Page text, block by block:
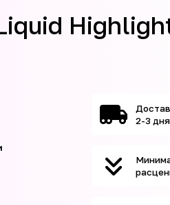
2-3 дня